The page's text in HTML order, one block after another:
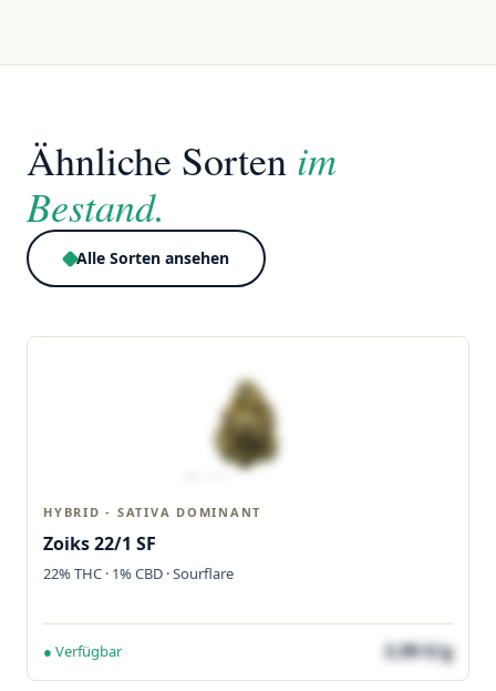
Ähnliche Sorten im
Bestand.
Alle Sorten ansehen
HYBRID - SATIVA DOMINANT
Zoiks 22/1 SF
22% THC · 1% CBD · Sourflare
● Verfügbar 3,99 €/g